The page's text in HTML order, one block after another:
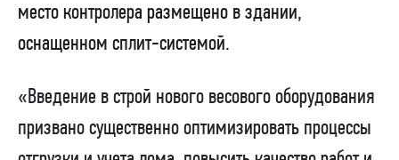
место контролера размещено в здании,
оснащенном сплит-системой.
«Введение в строй нового весового оборудования
призвано существенно оптимизировать процессы